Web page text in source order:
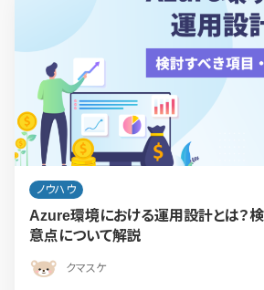
ノウハウ
Azure環境における運用設計とは？
意点について解説
クマスケ